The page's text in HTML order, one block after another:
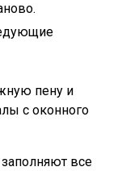
пену и
с оконного
все